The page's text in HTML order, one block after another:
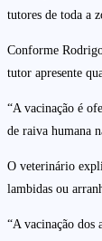
tutores de toda a
Conforme
tutor apresente
“A vacinação é
de raiva humana
O veterinário
lambidas ou
“A vacinação dos